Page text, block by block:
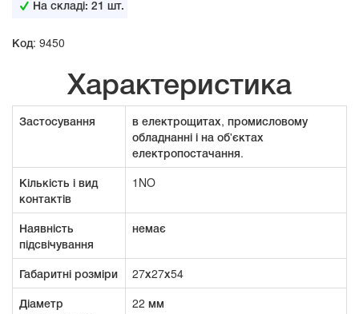
На складі:21 шт.
Код: 9450
Характеристика
Застосування
в електрощитах, промисловому
обладнанні і на об'єктах
електропостачання.
Кількість і вид
контактів
1NO
Наявність
підсвічування
немає
Габаритні розміри
27х27х54
Діаметр
22 мм